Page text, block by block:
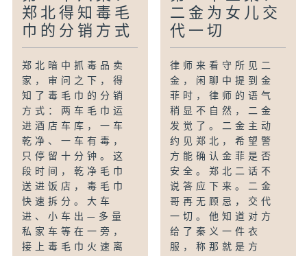
郑北得知毒毛
巾的分销方式
郑北暗中抓毒品卖
家，审问之下，得
知了毒毛巾的分销
方式：两车毛巾运
进酒店车库，一车
乾净、一车有毒，
只停留十分钟。这
段时间，乾净毛巾
送进饭店，毒毛巾
快速拆分。大车
进、小车出—多量
私家车等在一旁，
接上毒毛巾火速离
二金为女儿交
代一切
律师来看守所见二
金，闲聊中提到金
菲时，律师的语气
稍显不自然，二金
发觉了。二金主动
约见郑北，希望警
方能确认金菲是否
安全。郑北二话不
说答应下来。二金
哥再无顾忌，交代
一切。他知道对方
给了秦义一件衣
服，称那就是方